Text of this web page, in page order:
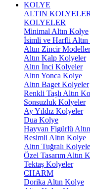
KOLYE
ALTIN KOLYELER
KOLYELER
Minimal Altın Kolye
İsimli ve Harfli
Altın Zincir
Altın Kalp Kolyeler
Altın İnci Kolyeler
Altın Yonca Kolye
Altın Baget Kolyeler
Renkli Taşlı Altın
Sonsuzluk Kolyeler
Ay Yıldız Kolyeler
Dua Kolye
Hayvan Figürlü
Resimli Altın Kolye
Altın Tuğralı
Özel Tasarım Altın
Tektaş Kolyeler
CHARM
Dorika Altın Kolye